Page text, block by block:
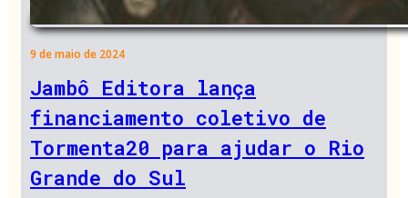
9 de maio de 2024
Jambô Editora lança
financiamento coletivo de
Tormenta20 para ajudar o Rio
Grande do Sul